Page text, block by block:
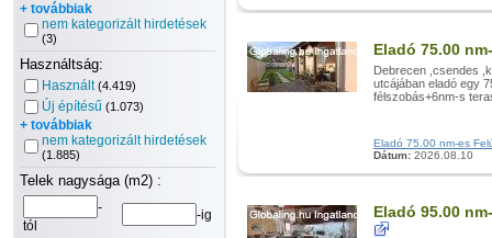
+ továbbiak
nem kategorizált hirdetések
(3)
Használtság:
Használt (4.419)
Új építésű (1.073)
+ továbbiak
nem kategorizált hirdetések
(1.885)
Telek nagysága (m2) :
-
tól
-ig
Eladó 75.00
Debrecen ,csendes
utcájában eladó egy
félszobás+6nm-s
Eladó 75.00 nm-es
Dátum: 2026.08.10
Eladó 95.00